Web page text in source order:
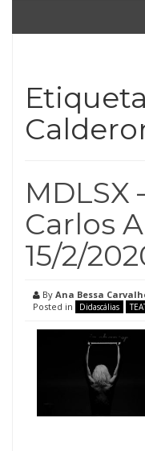
MDLSX
Carlos
15/2/
By Ana Bessa
Posted in
Didascálias